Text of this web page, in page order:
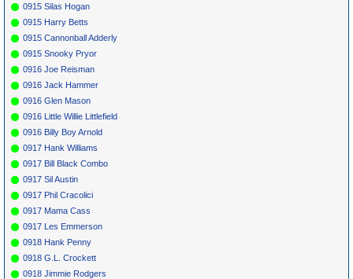
0915 Silas Hogan
0915 Harry Betts
0915 Cannonball Adderly
0915 Snooky Pryor
0916 Joe Reisman
0916 Jack Hammer
0916 Glen Mason
0916 Little Willie Littlefield
0916 Billy Boy Arnold
0917 Hank Williams
0917 Bill Black Combo
0917 Sil Austin
0917 Phil Cracolici
0917 Mama Cass
0917 Les Emmerson
0918 Hank Penny
0918 G.L. Crockett
0918 Jimmie Rodgers